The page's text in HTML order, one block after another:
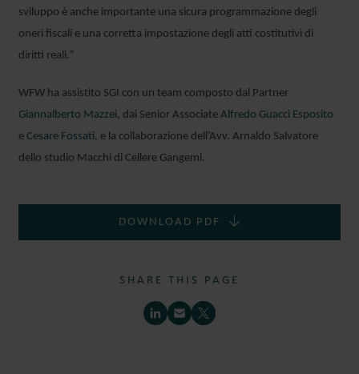
sviluppo è anche importante una sicura programmazione degli
oneri fiscali e una corretta impostazione degli atti costitutivi di
diritti reali.”
WFW ha assistito SGI con un team composto dal Partner
Giannalberto Mazzei, dai Senior Associate Alfredo Guacci Esposito
e Cesare Fossati, e la collaborazione dell’Avv. Arnaldo Salvatore
dello studio Macchi di Cellere Gangemi.
DOWNLOAD PDF
SHARE THIS PAGE